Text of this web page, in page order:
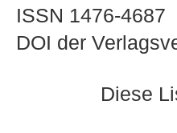
ISSN 1476-4687
DOI der
Diese